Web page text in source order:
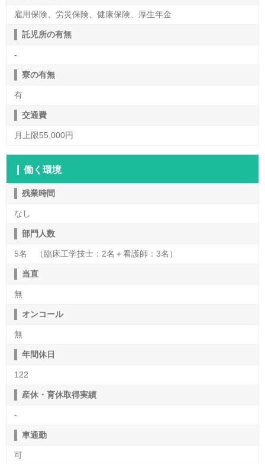
雇用保険、労災保険、健康保険、厚生年金
託児所の有無
-
寮の有無
有
交通費
月上限55,000円
働く環境
残業時間
なし
部門人数
5名 （臨床工学技士：2名＋看護師：3名）
当直
無
オンコール
無
年間休日
122
産休・育休取得実績
-
車通勤
可